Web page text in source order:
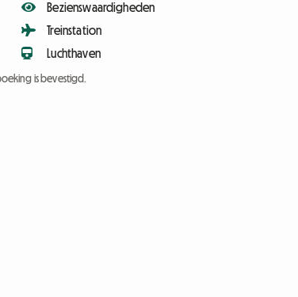
Bezienswaardigheden
Treinstation
Luchthaven
is bevestigd.